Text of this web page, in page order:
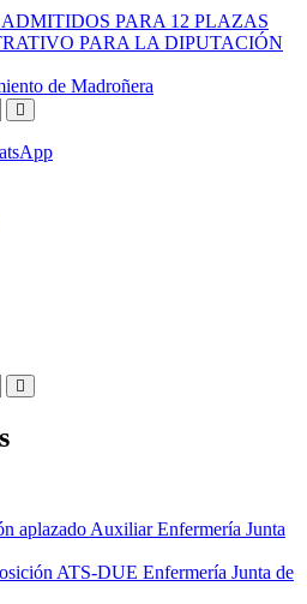
PARA 12 PLAZAS
PARA LA DIPUTACIÓN
de Madroñera
aplazado Auxiliar Enfermería Junta
ATS-DUE Enfermería Junta de